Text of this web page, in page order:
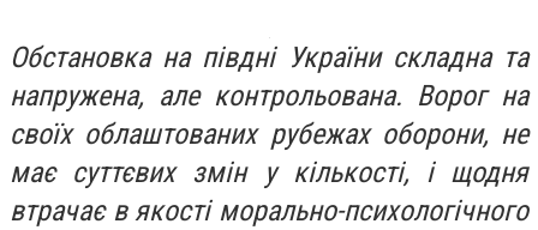
Обстановка на півдні України складна та
напружена, але контрольована. Ворог на
своїх облаштованих рубежах оборони, не
має суттєвих змін у кількості, і щодня
втрачає в якості морально-психологічного